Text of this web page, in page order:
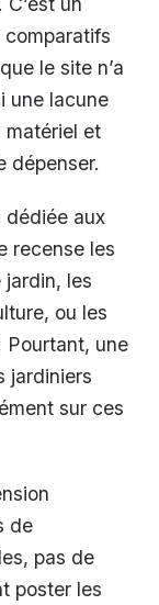
comparatifs
le site n’a
une lacune
matériel et
dépenser.
dédiée aux
recense les
les
ou les
Pourtant, une
jardiniers
sur ces
de
pas de
poster les